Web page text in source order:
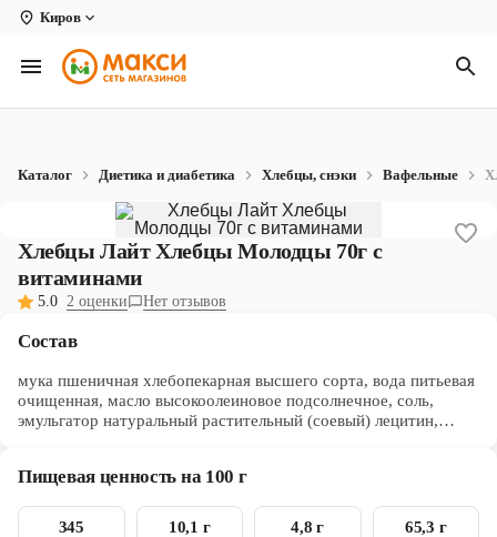
Киров
Вологда
Архангельск
Кирово-Чепецк
Коряжма
Рыбинск
Череповец
Каталог Диетика и диабетика Хлебцы, снэки Вафельные
Хлебцы Лайт Хлебцы Молодцы 70г с
витаминами
5.0 2 оценки Нет отзывов
Состав
мука пшеничная хлебопекарная высшего сорта, вода питьевая
очищенная, масло высокоолеиновое подсолнечное, соль,
эмульгатор натуральный растительный (соевый) лецитин,
минеральный Ровифарин 4 D
Пищевая ценность на 100 г
345 10,1 г 4,8 г 65,3 г